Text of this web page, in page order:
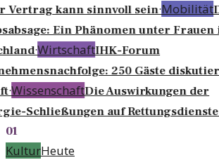
Vertrag kann sinnvoll sein·Mobilität
Ein Phänomen unter Frauen
·WirtschaftIHK-Forum
250 Gäste
·WissenschaftDie Auswirkungen der
Schließungen auf Rettungsdienste·
01
KulturHeute